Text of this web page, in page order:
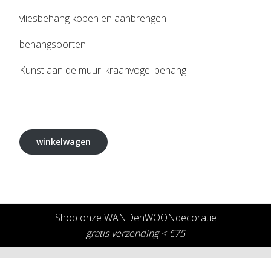
vliesbehang kopen en aanbrengen
behangsoorten
Kunst aan de muur: kraanvogel behang
winkelwagen
Shop onze WANDenWOONdecoratie
gratis verzending < €75